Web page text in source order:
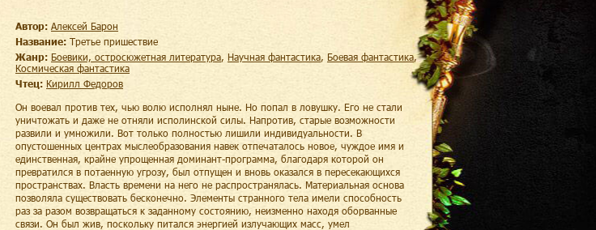
Автор: Алексей Барон
Название: Третье пришествие
Жанр:
боевики, остросюжетная литература, научная фантастика, боевая фантастика,
космическая фантастика
Чтец:
Кирилл Федоров
Он воевал против тех, чью волю исполнял ныне. Но попал в ловушку. Его не стали
уничтожать и даже не отняли исполинской силы. Напротив, старые возможности
развили и умножили. Вот только полностью лишили индивидуальности. В
опустошенных центрах мыслеобразования навек отпечаталось новое, чуждое имя и
единственная, крайне упрощенная доминант-программа, благодаря которой он
превратился в потаенную угрозу, был отпущен и вновь оказался в пересекающихся
пространствах. Власть времени на него не распространялась. Материальная основа
позволяла существовать бесконечно. Элементы странного тела имели способность
раз за разом возвращаться к заданному состоянию, неизменно находя оборванные
связи. Он был жив, поскольку питался энергией излучающих масс, умел